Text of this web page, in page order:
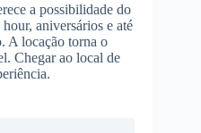
a possibilidade do
aniversários e até
A locação torna o
Chegar ao local de